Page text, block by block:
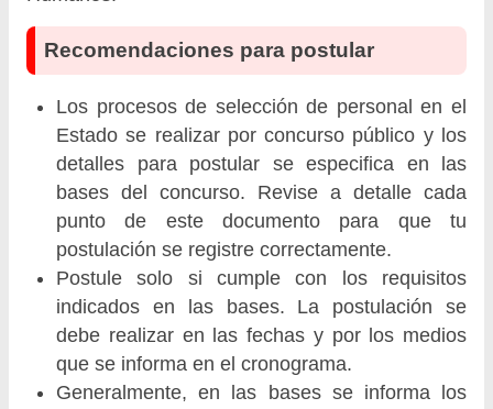
Recomendaciones para postular
Los procesos de selección de personal en el
Estado se realizar por concurso público y los
detalles para postular se especifica en las
bases del concurso. Revise a detalle cada
punto de este documento para que tu
postulación se registre correctamente.
Postule solo si cumple con los requisitos
indicados en las bases. La postulación se
debe realizar en las fechas y por los medios
que se informa en el cronograma.
Generalmente, en las bases se informa los